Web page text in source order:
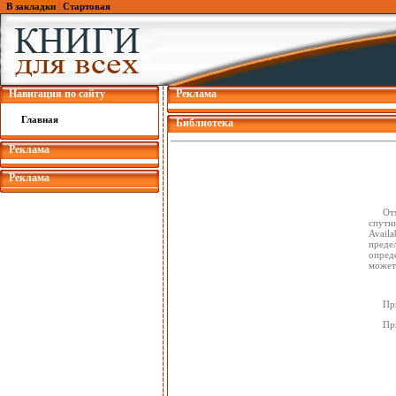
В закладки Стартовая
Навигация по сайту
Главная
Реклама
Реклама
Реклама
Библиотека
может